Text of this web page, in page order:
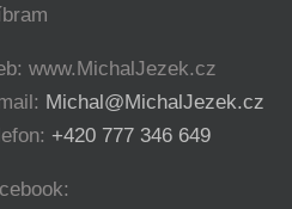
www.MichalJezek.cz
Michal@MichalJezek.cz
+420 777 346 649